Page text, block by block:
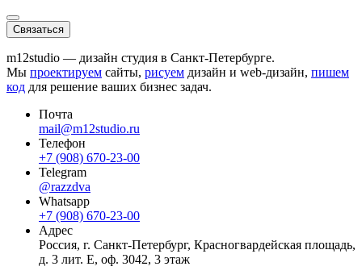
Связаться
m12studio — дизайн студия в Санкт-Петербурге.
Мы проектируем сайты, рисуем дизайн и web-дизайн, пишем
код для решение ваших бизнес задач.
Почта
mail@m12studio.ru
Телефон
+7 (908) 670-23-00
Telegram
@razzdva
Whatsapp
+7 (908) 670-23-00
Адрес
Россия, г. Санкт-Петербург, Красногвардейская площадь,
д. 3 лит. Е, оф. 3042, 3 этаж